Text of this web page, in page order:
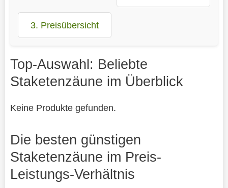
3. Preisübersicht
Top-Auswahl: Beliebte
Staketenzäune im Überblick
Keine Produkte gefunden.
Die besten günstigen
Staketenzäune im Preis-
Leistungs-Verhältnis